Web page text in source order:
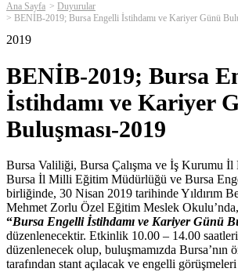
Ana Sayfa
Duyurular
BENİB-2019; Bursa Engelli İstihdamı ve Kariyer Günü
2019
BENİB-2019; Bursa
İstihdamı ve Kariyer
Buluşması-2019
Bursa Valiliği, Bursa Çalışma ve İş Kurumu
Bursa İl Milli Eğitim Müdürlüğü ve Bursa
birliğinde, 30 Nisan 2019 tarihinde Yıldırım
Mehmet Zorlu Özel Eğitim Meslek
“Bursa Engelli İstihdamı ve Kariyer Günü
düzenlenecektir. Etkinlik 10.00 – 14.00 saatleri
düzenlenecek olup, buluşmamızda Bursa’nın
tarafından stant açılacak ve engelli